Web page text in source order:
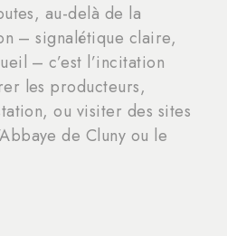
au-delà de la
– signalétique claire,
– c’est l’incitation
les producteurs,
ou visiter des sites
de Cluny ou le